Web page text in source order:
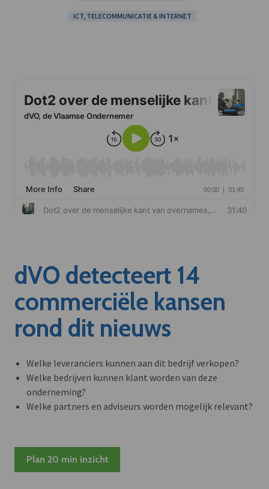
ICT, TELECOMMUNICATIE & INTERNET
dVO detecteert 14
commerciële kansen
rond dit nieuws
Welke leveranciers kunnen aan dit bedrijf verkopen?
Welke bedrijven kunnen klant worden van deze
onderneming?
Welke partners en adviseurs worden mogelijk relevant?
Plan 20 min inzicht